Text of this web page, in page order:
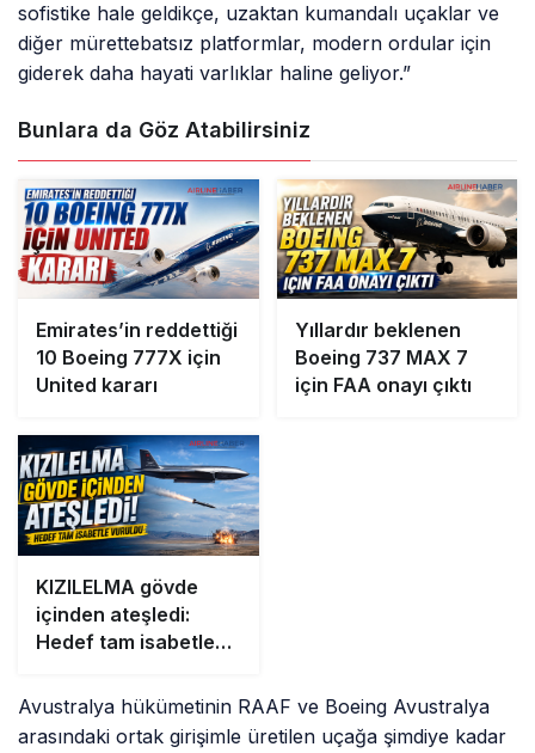
sofistike hale geldikçe, uzaktan kumandalı uçaklar ve
diğer mürettebatsız platformlar, modern ordular için
giderek daha hayati varlıklar haline geliyor.”
Bunlara da Göz Atabilirsiniz
Emirates’in reddettiği
10 Boeing 777X için
United kararı
Yıllardır beklenen
Boeing 737 MAX 7
için FAA onayı çıktı
KIZILELMA gövde
içinden ateşledi:
Hedef tam isabetle
Avustralya hükümetinin RAAF ve Boeing Avustralya
arasındaki ortak girişimle üretilen uçağa şimdiye kadar